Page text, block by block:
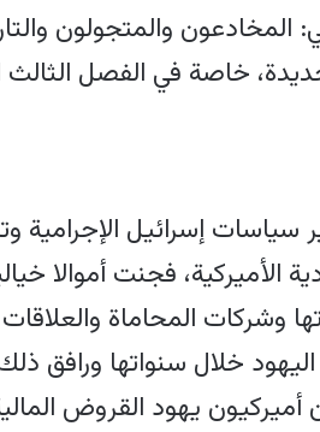
والمتجولون
الثانية (2003) 100 صفحة من المواد الجديدة، خاصة في
إسرائيل الإجرامية
فجنت أموالا
وشركات المحاماة
خلال سنواتها ورافق
يهود القروض المالية